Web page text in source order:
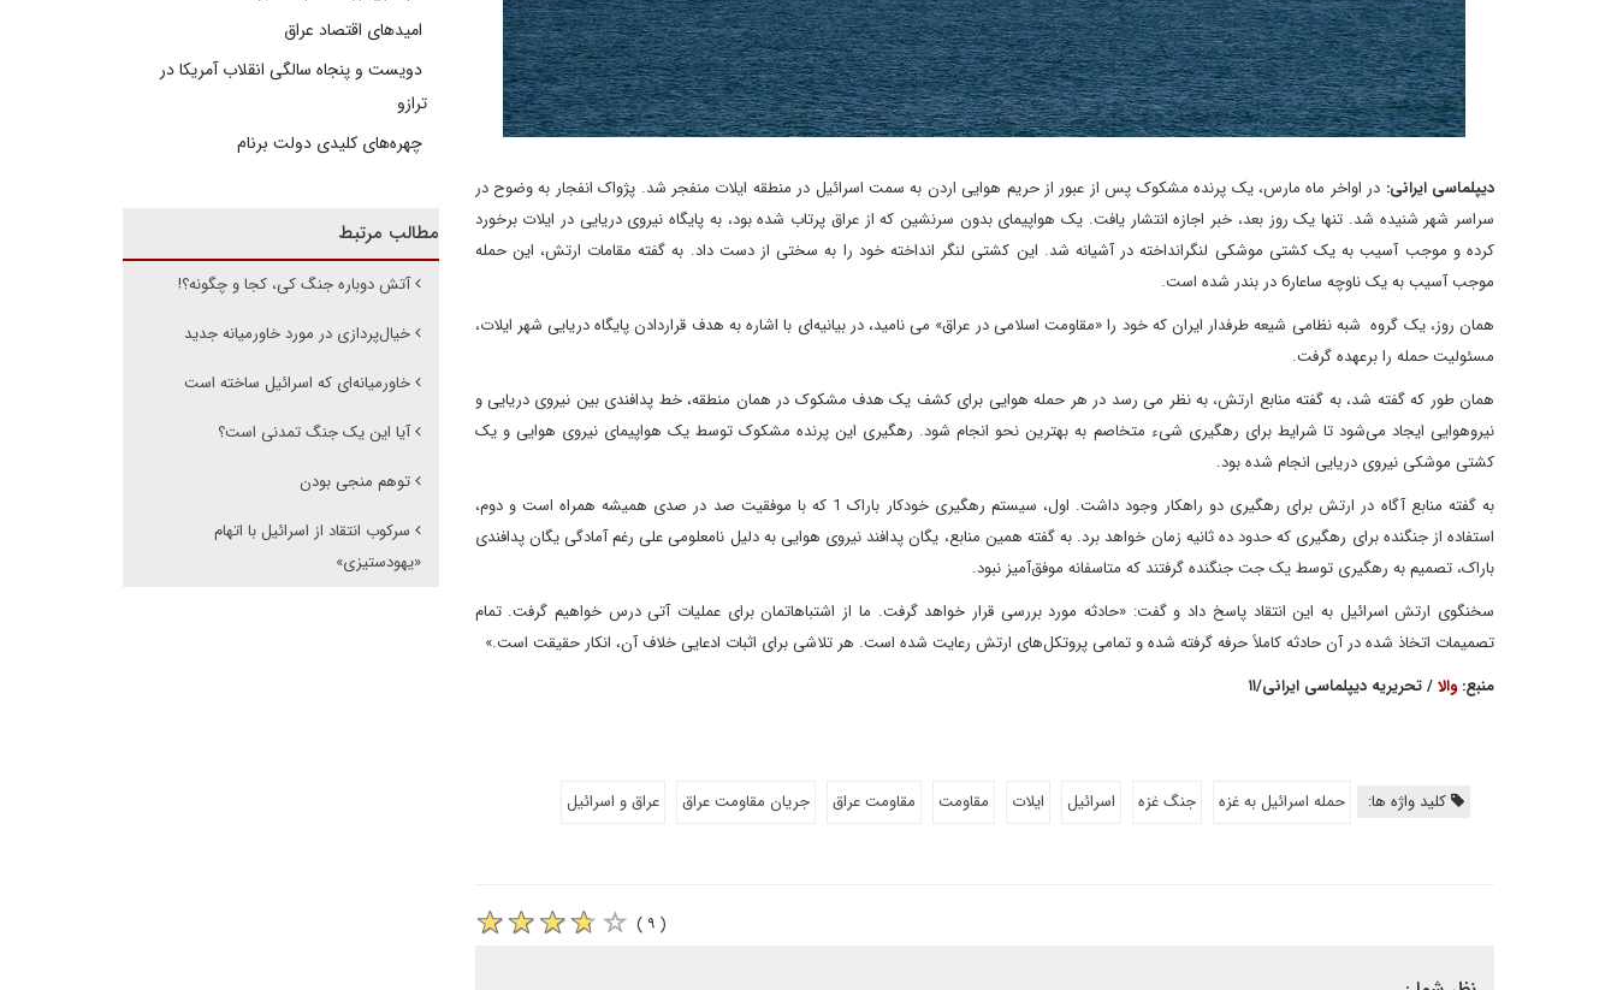
دیپلماسی ایرانی: در اواخر ماه مارس، یک پرنده مشکوک پس از عبور از حریم هوایی اردن به سمت اسرائیل در منطقه ایلات منفجر شد. پژواک انفجار به وضوح در
سراسر شهر شنیده شد. تنها یک روز بعد، خبر اجازه انتشار یافت. یک هواپیمای بدون سرنشین که از عراق پرتاب شده بود، به پایگاه نیروی دریایی در ایلات برخورد
کرده و موجب آسیب به یک کشتی موشکی لنگرانداخته در آشیانه شد. این کشتی لنگر انداخته خود را به سختی از دست داد. به گفته مقامات ارتش، این حمله
موجب آسیب به یک ناوچه ساعار6 در بندر شده است.
همان روز، یک گروه شبه نظامی شیعه طرفدار ایران که خود را «مقاومت اسلامی در عراق» می نامید، در بیانیه‌ای با اشاره به هدف قراردادن پایگاه دریایی شهر ایلات،
مسئولیت حمله را برعهده گرفت.
همان طور که گفته شد، به گفته منابع ارتش، به نظر می رسد در هر حمله هوایی برای کشف یک هدف مشکوک در همان منطقه، خط پدافندی بین نیروی دریایی و
نیروهوایی ایجاد می‌شود تا شرایط برای رهگیری شیء متخاصم به بهترین نحو انجام شود. رهگیری این پرنده مشکوک توسط یک هواپیمای نیروی هوایی و یک
کشتی موشکی نیروی دریایی انجام شده بود.
به گفته منابع آگاه در ارتش برای رهگیری دو راهکار وجود داشت. اول، سیستم رهگیری خودکار باراک 1 که با موفقیت صد در صدی همیشه همراه است و دوم،
استفاده از جنگنده برای رهگیری که حدود ده ثانیه زمان خواهد برد. به گفته همین منابع، یگان پدافند نیروی هوایی به دلیل نامعلومی علی رغم آمادگی یگان پدافندی
باراک، تصمیم به رهگیری توسط یک جت جنگنده گرفتند که متاسفانه موفق‌آمیز نبود.
سخنگوی ارتش اسرائیل به این انتقاد پاسخ داد و گفت: «حادثه مورد بررسی قرار خواهد گرفت. ما از اشتباهاتمان برای عملیات‌ آتی درس خواهیم گرفت. تمام
تصمیمات اتخاذ شده در آن حادثه کاملاً حرفه گرفته شده و تمامی پروتکل‌های ارتش رعایت شده است. هر تلاشی برای اثبات ادعایی خلاف آن، انکار حقیقت است.»
منبع:والا/ تحریریه دیپلماسی ایرانی/۱۱
کلید واژه ها: حمله اسرائیل به غزه جنگ غزه اسرائیل ایلات مقاومت مقاومت عراق جریان مقاومت عراق عراق و اسرائیل
( ۹ )
امیدهای اقتصاد عراق
دویست و پنجاه سالگی انقلاب آمریکا در
ترازو
چهره‌های کلیدی دولت برنام
مطالب مرتبط
آتش دوباره جنگ کی، کجا و چگونه؟!
خیال‌پردازی در مورد خاورمیانه جدید
خاورمیانه‌ای که اسرائیل ساخته است
آیا این یک جنگ تمدنی است؟
توهم منجی بودن
سرکوب انتقاد از اسرائیل با اتهام
«یهودستیزی»